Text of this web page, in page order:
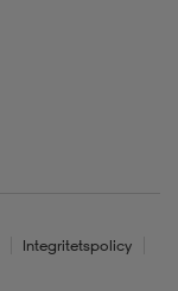
Integritetspolicy